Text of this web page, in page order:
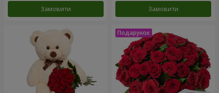
Замовити Замовити